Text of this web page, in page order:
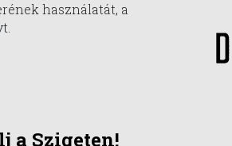
használatát, a
a Szigeten!